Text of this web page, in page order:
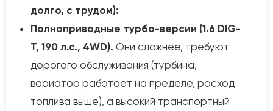
долго, с трудом):
Полноприводные турбо-версии (1.6 DIG-
T, 190 л.с., 4WD). Они сложнее, требуют
дорогого обслуживания (турбина,
вариатор работает на пределе, расход
топлива выше), а высокий транспортный